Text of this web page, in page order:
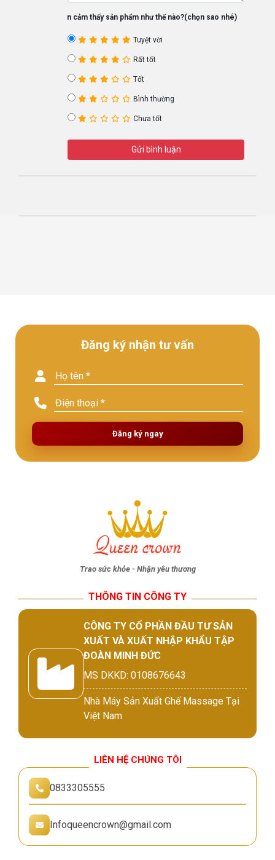
Bạn cảm thấy sản phẩm như thế nào?(chọn sao nhé)
Tuyệt vời
Rất tốt
Tốt
Bình thường
Chưa tốt
Gửi bình luận
Đăng ký nhận tư vấn
Đăng ký ngay
Trao sức khỏe - Nhận yêu thương
THÔNG TIN CÔNG TY
CÔNG TY CỔ PHẦN ĐẦU TƯ SẢN
XUẤT VÀ XUẤT NHẬP KHẨU TẬP
ĐOÀN MINH ĐỨC
MS DKKD: 0108676643
Nhà Máy Sản Xuất Ghế Massage Tại
Việt Nam
LIÊN HỆ CHÚNG TÔI
0833305555
Infoqueencrown@gmail.com